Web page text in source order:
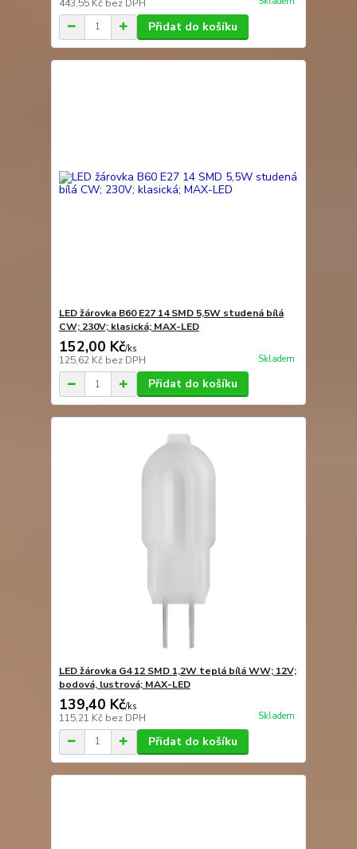
443,55 Kč bez DPH
Přidat do košíku
LED žárovka B60 E27 14 SMD 5,5W studená bílá
CW; 230V; klasická; MAX-LED
152,00 Kč/ks
125,62 Kč bez DPH Skladem
Přidat do košíku
LED žárovka G4 12 SMD 1,2W teplá bílá WW; 12V;
bodová, lustrová; MAX-LED
139,40 Kč/ks
115,21 Kč bez DPH Skladem
Přidat do košíku